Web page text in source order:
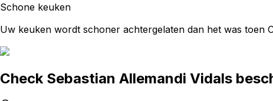
Schone keuken
Uw keuken wordt schoner achtergelaten dan het was toen
Check Sebastian Allemandi Vidals